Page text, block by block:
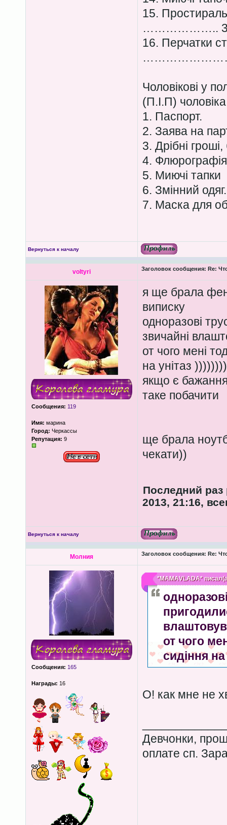
15.
……………….. 3
16. Перчатки
Чоловікові у
(П.І.П) чоловіка
1. Паспорт.
2. Заява на
3. Дрібні
4.
5. Миючі тапки
6. Змінний одяг.
7. Маска для
Вернуться к началу
voltyri Заголовок сообщения: Re:
Сообщения: 119
Имя: марина
Город: Черкассы
Репутация: 9
я ще брала
виписку
одноразові
звичайні
от чого мені
на унітаз
якщо є бажання
таке побачити
ще брала
чекати))
Последний
2013, 21:16,
Вернуться к началу
Молния Заголовок сообщения: Re:
Сообщения: 165
Награды: 16
*МАМАVLADA*
от чого
сидіння
О! как мне не
Девчонки,
оплате сп.